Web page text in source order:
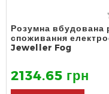
Розумна вбудована
споживання
Jeweller Fog
2134.65 грн